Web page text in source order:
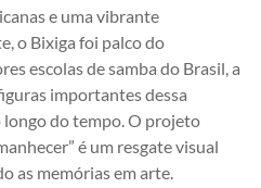
e uma vibrante
o Bixiga foi palco do
escolas de samba do Brasil, a
importantes dessa
do tempo. O projeto
é um resgate visual
as memórias em arte.